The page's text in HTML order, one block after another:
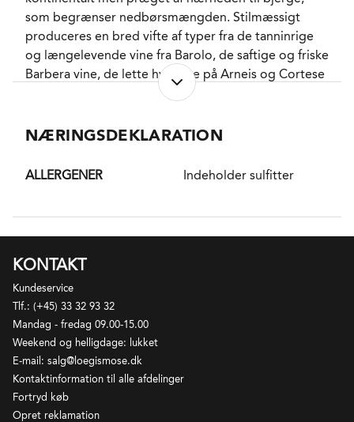
som begrænser nedbørsmængden. Stilmæssigt
produceres en bred vifte af typer fra de tanninrige
og længelevende vine fra Barolo, de saftige og friske
Barbera vine, de lette hvidvine på Arneis og Cortese
samt de søde, mousserende fra Asti på Moscato. En
DOC og DOCG reglerne.
Barbaresco er et vindistrikt i Piemonte i den
for byen Alba med vinmarkerne orienteret på bløde
bakker i det, man kan kalde fødderne af Alperne.
Jordbunden er domineret af kalkholdig mergel, og
Nebbiolo til Barbaresco. Som nabodistriktet Barolo
skal Barbaresco udgøres af 100% Nebbiolo, men
trods nær- og ligheder er der visse forskelle
stilmæssigt på vinene fra de to distrikter. Barbaresco
har et mildere og lunere klima som bevirker, at
druerne modnes lidt tidligere. Vinene fra Barbaresco
er generelt mindre tanniske og og mere frugtige
NÆRINGSDEKLARATION
ALLERGENER Indeholder sulfitter
KONTAKT
Kundeservice
Tlf.: (+45) 33 32 93 32
Mandag - fredag 09.00-15.00
Weekend og helligdage: lukket
E-mail: salg@loegismose.dk
Kontaktinformation til alle afdelinger
Fortryd køb
Opret reklamation